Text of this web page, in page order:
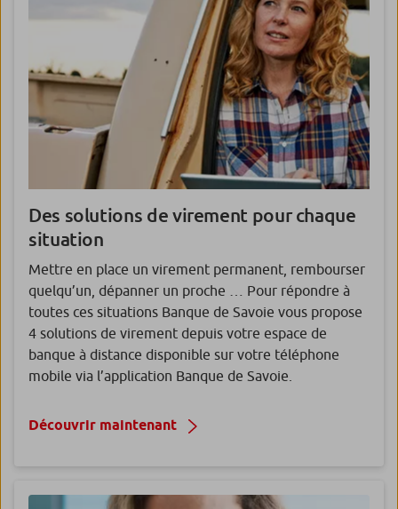
Des solutions de virement pour chaque
situation
Mettre en place un virement permanent, rembourser
quelqu’un, dépanner un proche … Pour répondre à
toutes ces situations Banque de Savoie vous propose
4 solutions de virement depuis votre espace de
banque à distance disponible sur votre téléphone
mobile via l’application Banque de Savoie.
Découvrir maintenant